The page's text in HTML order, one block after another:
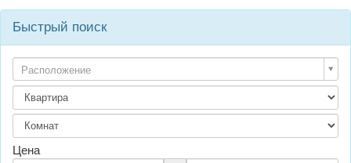
Быстрый поиск
Расположение
Цена